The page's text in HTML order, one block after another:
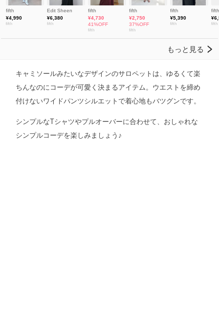
キャミソールみたいなデザインのサロペットは、ゆるくて楽
ちんなのにコーデが可愛く決まるアイテム。ウエストを締め
付けないワイドパンツシルエットで着心地もバツグンです。
シンプルなTシャツやプルオーバーに合わせて、おしゃれな
シンプルコーデを楽しみましょう♪